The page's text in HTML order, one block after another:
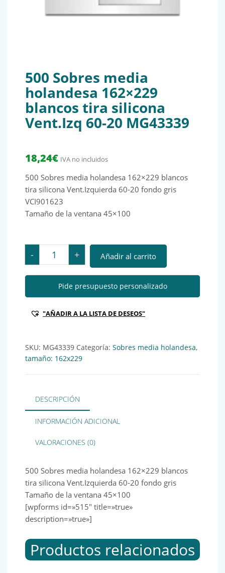
500 Sobres media
holandesa 162×229
blancos tira silicona
Vent.Izq 60-20 MG43339
18,24€ IVA no incluidos
500 Sobres media holandesa 162×229 blancos
tira silicona Vent.Izquierda 60-20 fondo gris
VCI901623
Tamaño de la ventana 45×100
- 500 Sobres media holandesa 162x229 blancos tira
+ Añadir al carrito
Pide presupuesto personalizado
"AÑADIR A LA LISTA DE DESEOS"
SKU: MG43339 Categoría: Sobres media holandesa,
tamaño: 162x229
DESCRIPCIÓN
INFORMACIÓN ADICIONAL
VALORACIONES (0)
500 Sobres media holandesa 162×229 blancos
tira silicona Vent.Izquierda 60-20 fondo gris
Tamaño de la ventana 45×100
[wpforms id=»515″ title=»true»
description=»true»]
Productos relacionados